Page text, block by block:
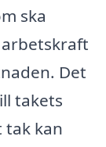
ska
Det
takets
kan